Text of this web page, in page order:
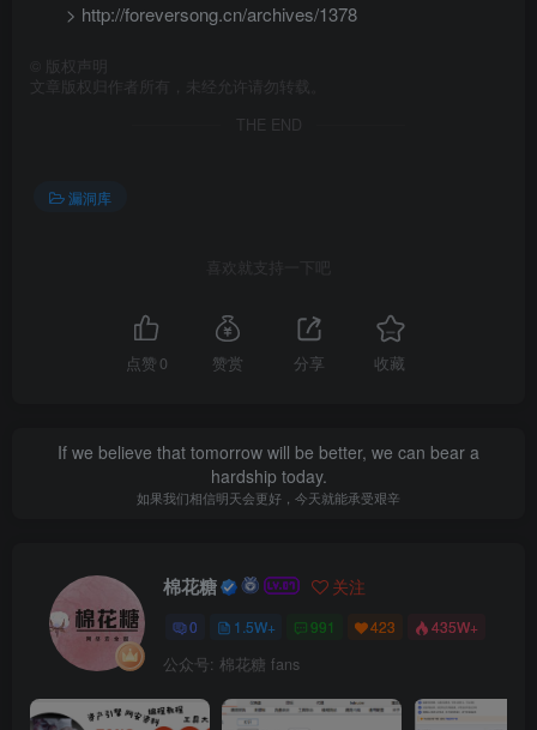
> http://foreversong.cn/archives/1378
版权声明
文章版权归作者所有，未经允许请勿转载。
THE END
漏洞库
喜欢就支持一下吧
点赞 0 赞赏 分享 收藏
If we believe that tomorrow will be better, we can bear a
hardship today.
如果我们相信明天会更好，今天就能承受艰辛
棉花糖 关注
0 1.5W+ 991 423 435W+
公众号: 棉花糖 fans